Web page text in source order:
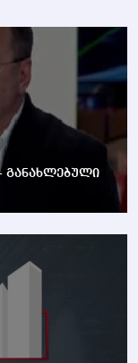
განახლებული